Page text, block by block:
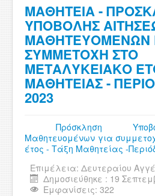
ΜΑΘΗΤΕΙΑ -
ΥΠΟΒΟΛΗΣ
ΜΑΘΗΤΕΥΟΜΕΝΩΝ
ΣΥΜΜΕΤΟΧΗ ΣΤΟ
ΜΕΤΑΛΥΚΕΙΑΚΟ
ΜΑΘΗΤΕΙΑΣ -
2023
Πρόσκληση
Μαθητευομένων για
έτος - Τάξη Μαθητείας -
Επιμέλεια: Δευτεραίου
Δημοσιεύθηκε : 19
Εμφανίσεις: 322